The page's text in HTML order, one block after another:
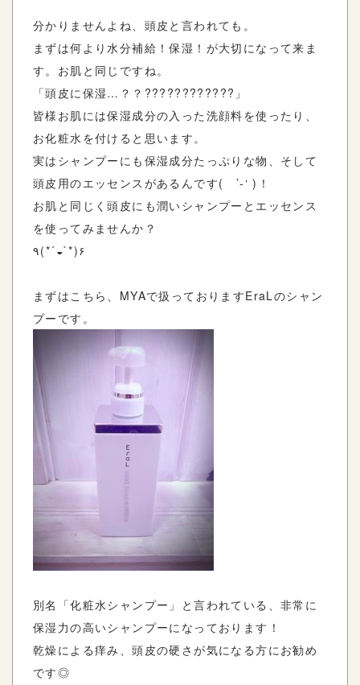
分かりませんよね、頭皮と言われても。
まずは何より水分補給！保湿！が大切になって来ま
す。お肌と同じですね。
「頭皮に保湿…？？????????????」
皆様お肌には保湿成分の入った洗顔料を使ったり、
お化粧水を付けると思います。
実はシャンプーにも保湿成分たっぷりな物、そして
頭皮用のエッセンスがあるんです( ’-‘ )！
お肌と同じく頭皮にも潤いシャンプーとエッセンス
を使ってみませんか？
٩(*´◒`*)۶
まずはこちら、MYAで扱っておりますEraLのシャン
プーです。
別名「化粧水シャンプー」と言われている、非常に
保湿力の高いシャンプーになっております！
乾燥による痒み、頭皮の硬さが気になる方にお勧め
です◎